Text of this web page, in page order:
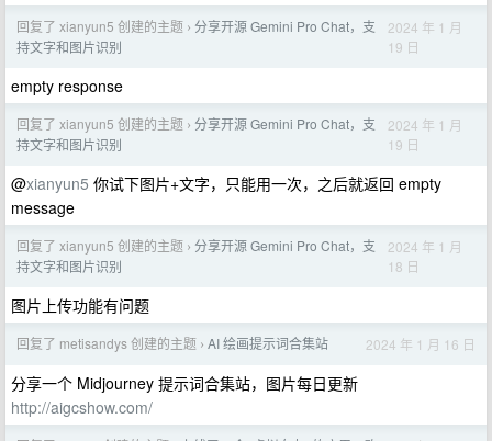
回复了 xianyun5 创建的主题 › 分享开源 Gemini Pro Chat，支
持文字和图片识别
2024 年 1 月
19 日
empty response
回复了 xianyun5 创建的主题 › 分享开源 Gemini Pro Chat，支
持文字和图片识别
2024 年 1 月
19 日
@xianyun5 你试下图片+文字，只能用一次，之后就返回 empty
message
回复了 xianyun5 创建的主题 › 分享开源 Gemini Pro Chat，支
持文字和图片识别
2024 年 1 月
18 日
图片上传功能有问题
回复了 metisandys 创建的主题 › AI 绘画提示词合集站 2024 年 1 月 16 日
分享一个 Midjourney 提示词合集站，图片每日更新
http://aigcshow.com/